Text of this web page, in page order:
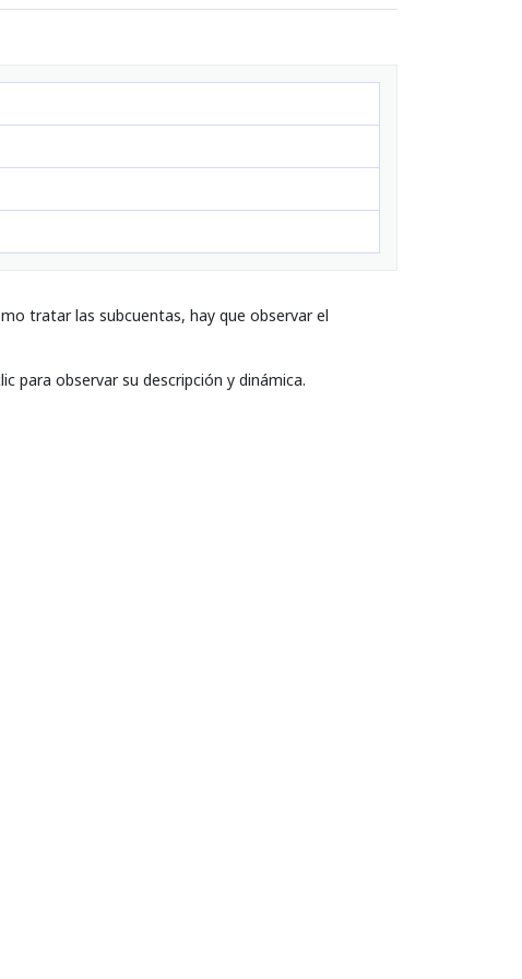
tratar las subcuentas, hay que observar el
para observar su descripción y dinámica.